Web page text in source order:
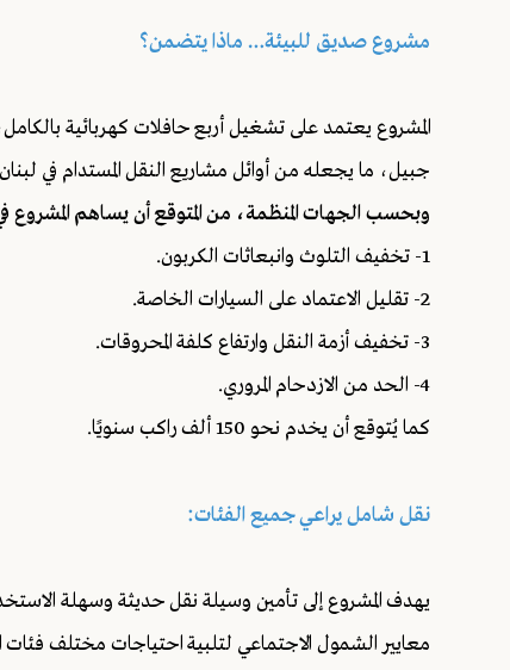
مشروع صديق للبيئة… ماذا يتضمن؟
المشروع يعتمد على تشغيل أربع حافلات كهربائية
جبيل، ما يجعله من أوائل مشاريع النقل المستدام في
وبحسب الجهات المنظمة، من المتوقع أن يساهم المشروع
1- تخفيف التلوث وانبعاثات الكربون.
2- تقليل الاعتماد على السيارات الخاصة.
3- تخفيف أزمة النقل وارتفاع كلفة المحروقات.
4- الحد من الازدحام المروري.
كما يُتوقع أن يخدم نحو 150 ألف راكب سنويًا.
نقل شامل يراعي جميع الفئات:
يهدف المشروع إلى تأمين وسيلة نقل حديثة وسهلة
معايير الشمول الاجتماعي لتلبية احتياجات مختلف فئات